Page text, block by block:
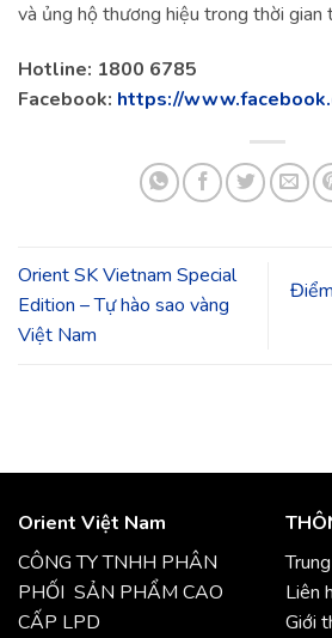
và ủng hộ thương hiệu trong thời gian
Hotline: 1800 6785
Facebook: https://
Orient SK Vietnam Special
Edition – Tự hào sao vàng
Việt Nam
Orient Việt Nam
CÔNG TY TNHH PHÂN
PHỐI SẢN PHẨM CAO
CẤP LPD
Liên
Giới